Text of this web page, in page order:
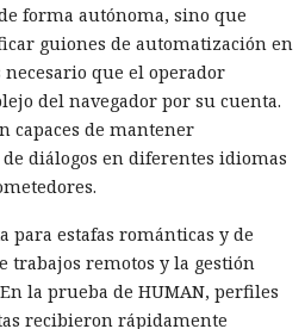
forma autónoma, sino que
guiones de automatización en
que el operador
del navegador por su cuenta.
capaces de mantener
diálogos en diferentes idiomas
para estafas románticas y de
trabajos remotos y la gestión
la prueba de HUMAN, perfiles
recibieron rápidamente